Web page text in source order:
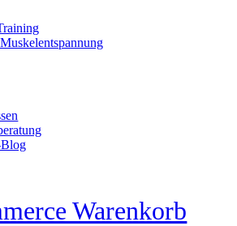
Warenkorb